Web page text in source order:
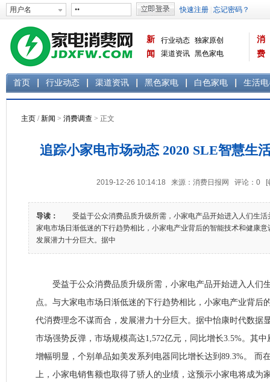
新
闻
行业动态 独家原创
渠道资讯 黑色家电
消
费
首页 行业动态 渠道资讯 黑色家电 白色家电 生活
主页 /新闻 > 消费调查 > 正文
追踪小家电市场动态 2020 SLE智慧生
2019-12-26 10:14:18 来源：消费日报网 评论： 0 [
导读：
受益于公众消费品质升级所需，小家电产品开始进入人们生活
家电市场日渐低迷的下行趋势相比，小家电产业背后的智能技术和健康
发展潜力十分巨大。据中
受益于公众消费品质升级所需，小家电产品开始进入人们
点。与大家电市场日渐低迷的下行趋势相比，小家电产业背后
代消费理念不谋而合，发展潜力十分巨大。据中怡康时代数据
市场强势反弹，市场规模高达1,572亿元，同比增长3.5%。其
增幅明显，个别单品如美发系列电器同比增长达到89.3%。 而
上，小家电销售额也取得了骄人的业绩，这预示小家电将成为